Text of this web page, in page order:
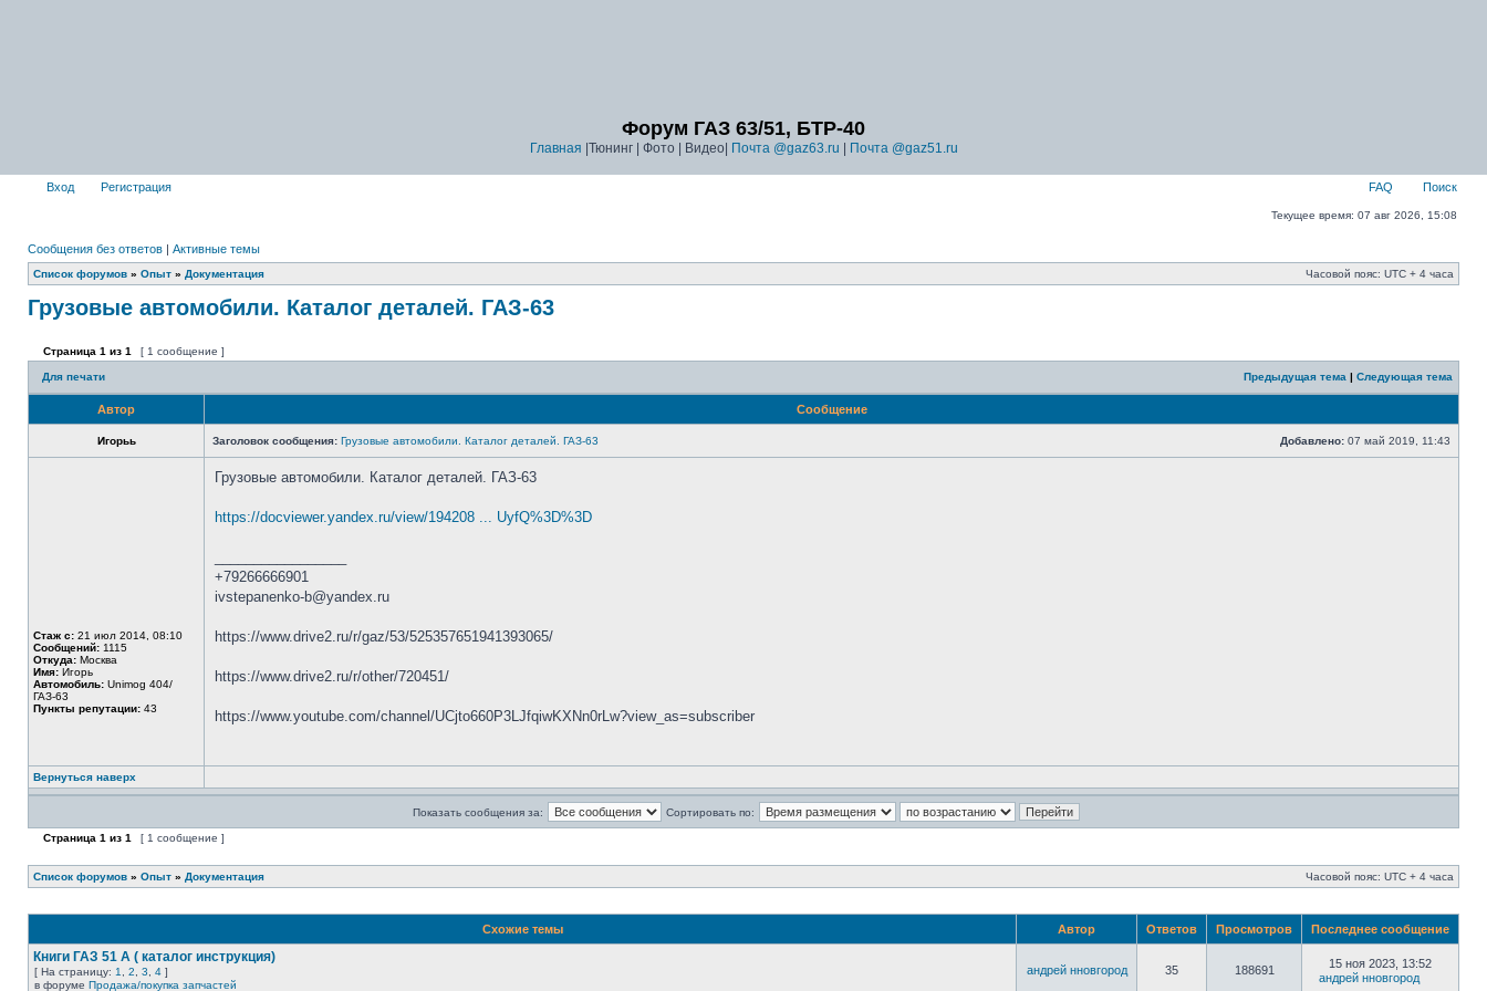
Форум ГАЗ 63/51, БТР-40
Главная |Тюнинг | Фото | Видео| Почта @gaz63.ru Почта @gaz51.ru
Вход Регистрация FAQ Поиск
Текущее время: 07 авг 2026, 15:08
Сообщения без ответов | Активные темы
Список форумов » Опыт » Документация Часовой пояс: UTC + 4 часа
Грузовые автомобили. Каталог деталей. ГАЗ-63
Страница 1 из 1 [ 1 сообщение ]
Для печати Предыдущая тема | Следующая тема
Автор Сообщение
Игорьь Заголовок сообщения: Грузовые автомобили. Каталог деталей. ГАЗ-63 Добавлено: 07 май 2019, 11:43
Стаж с: 21 июл 2014, 08:10
Сообщений: 1115
Откуда: Москва
Имя: Игорь
Автомобиль: Unimog 404/
ГАЗ-63
Пункты репутации: 43
Грузовые автомобили. Каталог деталей. ГАЗ-63
https://docviewer.yandex.ru/view/194208 ... UyfQ%3D%3D
+79266666901
ivstepanenko-b@yandex.ru
https://www.drive2.ru/r/gaz/53/525357651941393065/
https://www.drive2.ru/r/other/720451/
https://www.youtube.com/channel/UCjto660P3LJfqiwKXNn0rLw?view_as=subscriber
Вернуться наверх
Показать сообщения за: Сортировать по:
Страница 1 из 1 [ 1 сообщение ]
Список форумов » Опыт » Документация Часовой пояс: UTC + 4 часа
Схожие темы Автор Ответов Просмотров Последнее сообщение
Книги ГАЗ 51 А ( каталог инструкция)
[ На страницу: 1 2 3 4 ]
в форуме Продажа/покупка запчастей
андрей нновгород 35 188691
15 ноя 2023, 13:52
андрей нновгород